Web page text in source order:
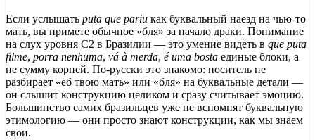
Если услышать puta que pariu как буквальный наезд на чью-то
мать, вы примете обычное «бля» за начало драки. Понимание
на слух уровня C2 в Бразилии — это умение видеть в que puta
filme, porra nenhuma, vá à merda, é uma bosta единые блоки, а
не сумму корней. По-русски это знакомо: носитель не
разбирает «ёб твою мать» или «бля» на буквальные детали —
он слышит конструкцию целиком и сразу считывает эмоцию.
Большинство самих бразильцев уже не вспомнят буквальную
этимологию — они просто знают конструкции, как мы знаем
свои.